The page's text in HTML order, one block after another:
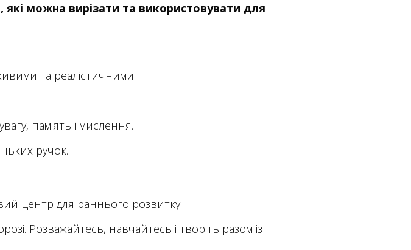
можна вирізати та використовувати для
та реалістичними.
пам'ять і мислення.
ручок.
центр для раннього розвитку.
Розважайтесь, навчайтесь і творіть разом із